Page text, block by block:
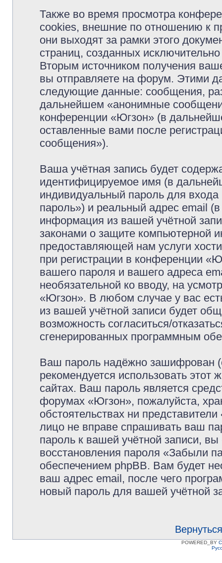
Также во время просмотра
cookies, внешние по отношению к
они выходят за рамки этого
страниц, созданных
Вторым источником получения
вы отправляете на форум. Этими
следующие данные: сообщения,
дальнейшем «анонимные
конференции «Югзон» (в
оставленные вами после
сообщения»).
Ваша учётная запись будет
идентифицируемое имя (в
индивидуальный пароль для
пароль») и реальный адрес email
информация из вашей учётной
законами о защите компьютерной
предоставляющей нам услуги
при регистрации в конференции
вашего пароля и вашего адреса
необязательной ко вводу, на
«Югзон». В любом случае у вас
из вашей учётной записи будет
возможность согласиться/
сгенерированных программным
Ваш пароль надёжно зашифрован
рекомендуется использовать этот
сайтах. Ваш пароль является
форумах «Югзон», пожалуйста,
обстоятельствах ни
лицо не вправе спрашивать ваш
пароль к вашей учётной записи,
восстановления пароля «Забыли
обеспечением phpBB. Вам будет
ваш адрес email, после чего
новый пароль для вашей учётной
POWERED_BY